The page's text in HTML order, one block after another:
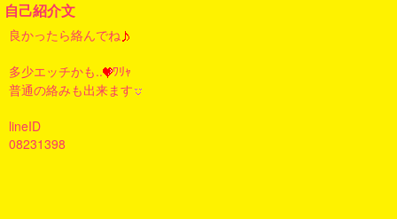
自己紹介文
良かったら絡んでね
多少エッチかも..
ﾜﾘｬ
普通の絡みも出来ます
lineID
08231398